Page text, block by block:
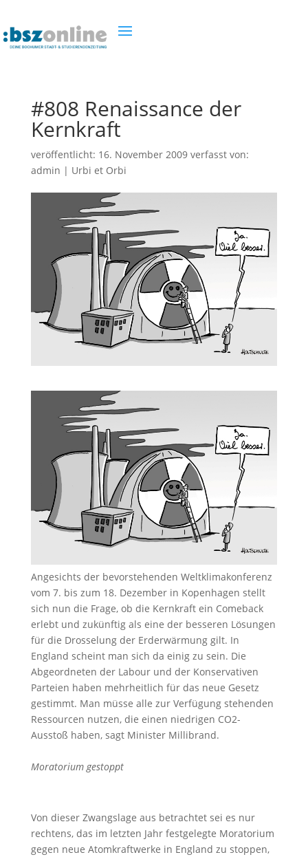
#808 Renaissance der
Kernkraft
veröffentlicht: 16. November 2009verfasst von:
admin | Urbi et Orbi
Angesichts der bevorstehenden Weltklimakonferenz
vom 7. bis zum 18. Dezember in Kopenhagen stellt
sich nun die Frage, ob die Kernkraft ein Comeback
erlebt und zukünftig als eine der besseren Lösungen
für die Drosselung der Erderwärmung gilt. In
England scheint man sich da einig zu sein. Die
Abgeordneten der Labour und der Konservativen
Parteien haben mehrheitlich für das neue Gesetz
gestimmt. Man müsse alle zur Verfügung stehenden
Ressourcen nutzen, die einen niedrigen CO2-
Ausstoß haben, sagt Minister Millibrand.
Moratorium gestoppt
Von dieser Zwangslage aus betrachtet sei es nur
rechtens, das im letzten Jahr festgelegte Moratorium
gegen neue Atomkraftwerke in England zu stoppen,